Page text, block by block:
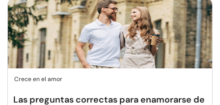
Crece en el amor
Las preguntas correctas para enamorarse de